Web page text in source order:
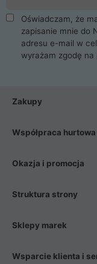
Oświadczam, że
zapisanie mnie do
adresu e-mail w
wyrażam zgodę na
Zakupy
Współpraca hurtowa
Okazja i promocja
Struktura strony
Sklepy marek
Wsparcie klienta i